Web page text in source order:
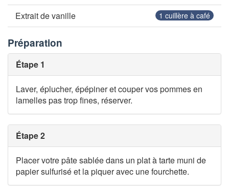
Extrait de vanille 1 cuillère à café
Préparation
Étape 1
Laver, éplucher, épépiner et couper vos pommes en
lamelles pas trop fines, réserver.
Étape 2
Placer votre pâte sablée dans un plat à tarte muni de
papier sulfurisé et la piquer avec une fourchette.